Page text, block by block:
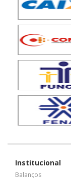
Institucional
Balanços